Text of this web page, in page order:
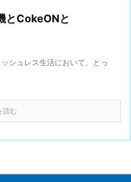
とCokeONと
シュレス生活において、とっ
読む